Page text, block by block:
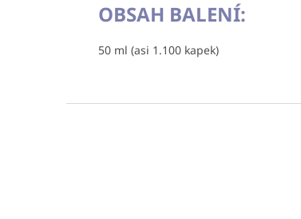
OBSAH BALENÍ:
50 ml (asi 1.100 kapek)